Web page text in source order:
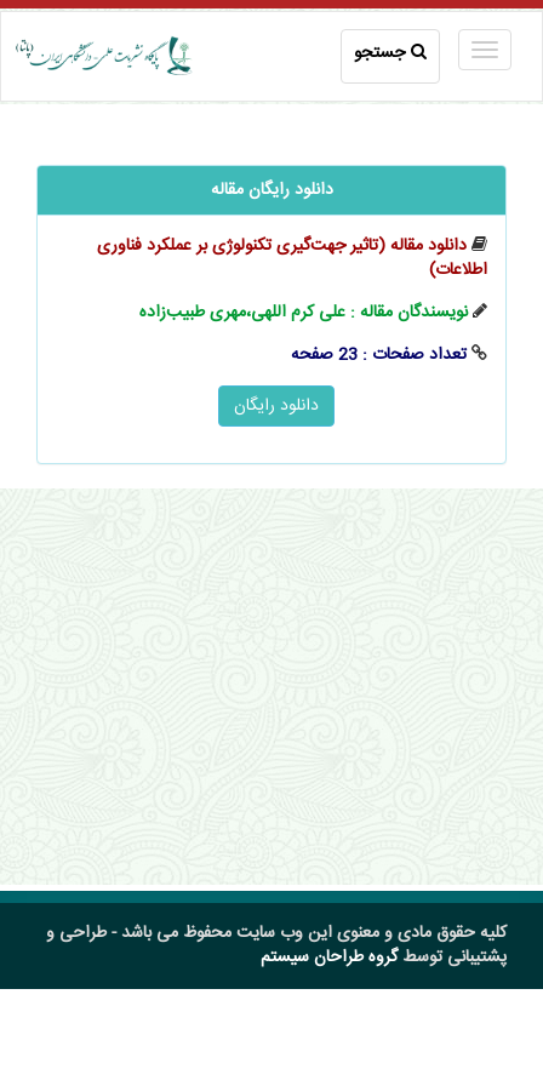
جستجو
دانلود رایگان مقاله
دانلود مقاله (تاثیر جهت‌گیری تکنولوژی بر عملکرد فناوری
اطلاعات)
نویسندگان مقاله : علی کرم اللهی،مهری طبیب‌زاده
تعداد صفحات : 23 صفحه
کلیه حقوق مادی و معنوی این وب سایت محفوظ می باشد - طراحی و
پشتیبانی توسطگروه طراحان سیستم